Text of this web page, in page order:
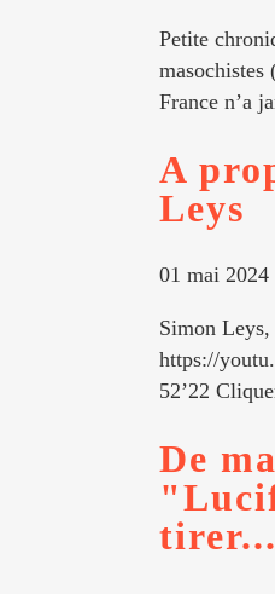
Petite
France n’a
A
Leys
01 mai 2024
Simon
https://
52’22
De
tirer...